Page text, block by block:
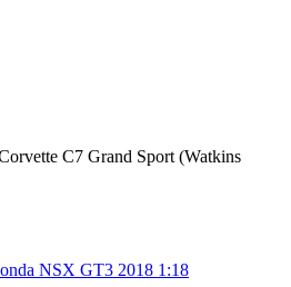
C7 Grand Sport (Watkins